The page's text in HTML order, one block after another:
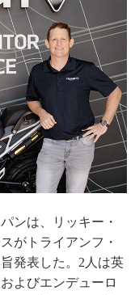
ンは、リッキー・
がトライアンフ・
発表した。2人は英
よびエンデューロ